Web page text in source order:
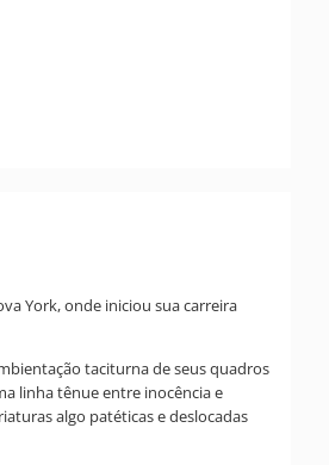
York, onde iniciou sua carreira
taciturna de seus quadros
linha tênue entre inocência e
algo patéticas e deslocadas